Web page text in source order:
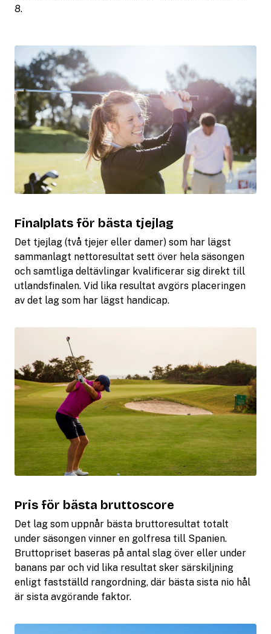
8.
Finalplats för bästa tjejlag
Det tjejlag (två tjejer eller damer) som har lägst
sammanlagt nettoresultat sett över hela säsongen
och samtliga deltävlingar kvalificerar sig direkt till
utlandsfinalen. Vid lika resultat avgörs placeringen
av det lag som har lägst handicap.
Pris för bästa bruttoscore
Det lag som uppnår bästa bruttoresultat totalt
under säsongen vinner en golfresa till Spanien.
Bruttopriset baseras på antal slag över eller under
banans par och vid lika resultat sker särskiljning
enligt fastställd rangordning, där bästa sista nio hål
är sista avgörande faktor.